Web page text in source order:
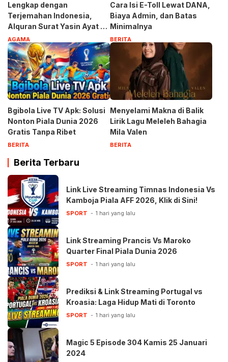
Lengkap dengan
Terjemahan Indonesia,
Alquran Surat Yasin Ayat 1-
83
AGAMA
Cara Isi E-Toll Lewat DANA,
Biaya Admin, dan Batas
Minimalnya
BERITA
Bgibola Live TV Apk: Solusi
Nonton Piala Dunia 2026
Gratis Tanpa Ribet
BERITA
Menyelami Makna di Balik
Lirik Lagu Meleleh Bahagia
Mila Valen
BERITA
Berita Terbaru
Link Live Streaming Timnas Indonesia Vs
Kamboja Piala AFF 2026, Klik di Sini!
SPORT 1 hari yang lalu
Link Streaming Prancis Vs Maroko
Quarter Final Piala Dunia 2026
SPORT 1 hari yang lalu
Prediksi & Link Streaming Portugal vs
Kroasia: Laga Hidup Mati di Toronto
SPORT 1 hari yang lalu
Magic 5 Episode 304 Kamis 25 Januari
2024